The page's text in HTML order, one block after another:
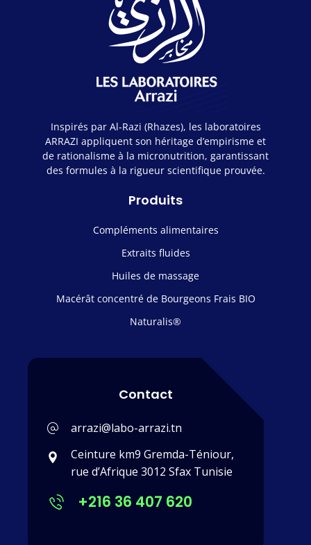
Inspirés par Al-Razi (Rhazes), les laboratoires
ARRAZI appliquent son héritage d’empirisme et
de rationalisme à la micronutrition, garantissant
des formules à la rigueur scientifique prouvée.
Produits
Compléments alimentaires
Extraits fluides
Huiles de massage
Macérât concentré de Bourgeons Frais BIO
Naturalis®
Contact
arrazi@labo-arrazi.tn
Ceinture km9 Gremda-Téniour,
rue d’Afrique 3012 Sfax Tunisie
+216 36 407 620